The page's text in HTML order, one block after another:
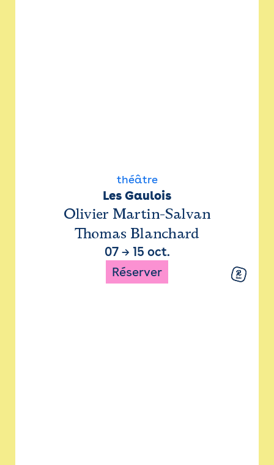
théâtre
Les Gaulois
Olivier Martin-Salvan
Thomas Blanchard
07→ 15 oct.
Réserver